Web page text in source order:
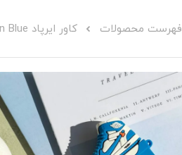
فهرست محصولات کاور ایرپاد A000399Air Jordan Blue